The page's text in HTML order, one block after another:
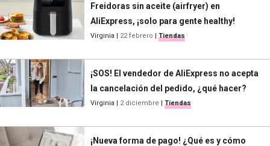
Freidoras sin aceite (airfryer) en
AliExpress, ¡solo para gente healthy!
Virginia | 22 febrero | Tiendas
¡SOS! El vendedor de AliExpress no acepta
la cancelación del pedido, ¿qué hacer?
Virginia | 2 diciembre | Tiendas
¡Nueva forma de pago! ¿Qué es y cómo